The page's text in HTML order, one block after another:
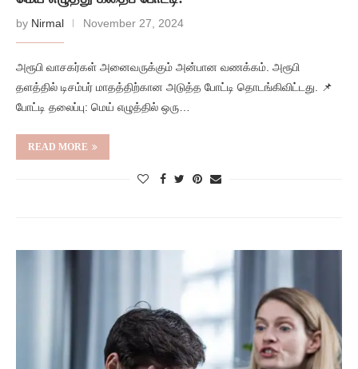
by Nirmal November 27, 2024
அரூபி வாசகர்கள் அனைவருக்கும் அன்பான வணக்கம். அரூபி
தளத்தில் டிசம்பர் மாதத்திற்கான அடுத்த போட்டி தொடங்கிவிட்டது. 📌
போட்டி தலைப்பு: மெய் எழுத்தில் ஒரு…
READ MORE